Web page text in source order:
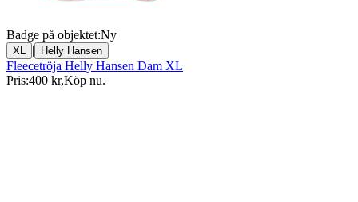
Badge på objektet:Ny
XL | Helly Hansen
Fleecetröja Helly Hansen Dam XL
Pris:400 kr,Köp nu.